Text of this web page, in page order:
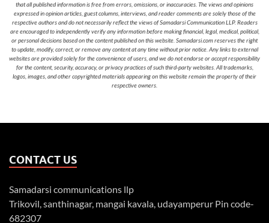
that all published information is free from errors, omissions, or inaccuracies. The views and opinions
expressed in opinion articles, guest columns, interviews, and reader comments are solely those of the
respective authors and do not necessarily reflect the views of Samadarsi Communication LLP. Readers
are encouraged to independently verify any information before making financial, legal, medical, political,
or personal decisions based on the content published on this website. Samadarsi.com reserves the right
to update, modify, correct, or remove any content at any time without prior notice. Any links to external
websites are provided solely for the convenience of users, and we do not endorse or accept responsibility
for the content, security, accuracy, or privacy practices of such third-party websites. All trademarks,
logos, images, and other copyrighted materials appearing on this website remain the property of their
respective owners.
CONTACT US
Samadarsi communications llp
Trikovil, santhinagar, mangai kavala, udayamperur Pin code-
682307